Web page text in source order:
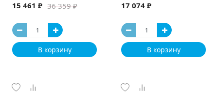
36 359 ₽
15 461 ₽
В корзину
17 074 ₽
В корзину